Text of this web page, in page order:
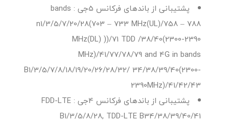
پشتیبانی از باندهای فرکانس 5جی : bands
n1/3/5/7/20/28(703 – 733 MHz(UL)/758 – 788
MHz(DL) ))/71 TDD /38/40(2300-2390
MHz)/41/77/78/79 and 4G in bands
B1/3/5/7/8/18/19/20/26/28/32/ 34/38/39/40(2300-
2390MHz)/41/42/43
پشتیبانی از باندهای فرکانس 4جی : FDD-LTE
B1/3/5/8/28, TDD-LTE B34/38/39/40/41